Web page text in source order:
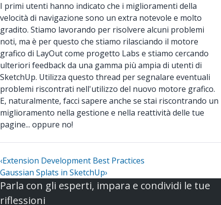
I primi utenti hanno indicato che i miglioramenti della
velocità di navigazione sono un extra notevole e molto
gradito. Stiamo lavorando per risolvere alcuni problemi
noti, ma è per questo che stiamo rilasciando il motore
grafico di LayOut come progetto Labs e stiamo cercando
ulteriori feedback da una gamma più ampia di utenti di
SketchUp. Utilizza questo thread per segnalare eventuali
problemi riscontrati nell'utilizzo del nuovo motore grafico.
E, naturalmente, facci sapere anche se stai riscontrando un
miglioramento nella gestione e nella reattività delle tue
pagine... oppure no!
‹Extension Development Best Practices
Gaussian Splats in SketchUp›
Parla con gli esperti, impara e condividi le tue
riflessioni